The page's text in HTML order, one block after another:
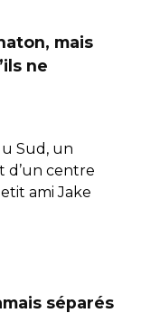
mais
ne
Sud, un
d’un centre
ami Jake
séparés